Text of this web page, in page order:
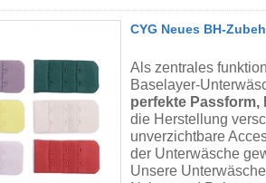
CYG Neues BH-
Als zentrales
Baselayer-
perfekte
die Herstellung
unverzichtbare
der Unterwäsche
Unsere